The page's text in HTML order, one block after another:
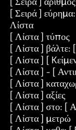
[ Σειρά ]
Λίστα
[ Λίστα ] τύπος
[ Λίστα ] βάλτε:
[ Λίστα ] [
[ Λίστα ] - [
[ Λίστα ]
[ Λίστα ] αξίες
[ Λίστα ] στο: [
[ Λίστα ] μετρώ